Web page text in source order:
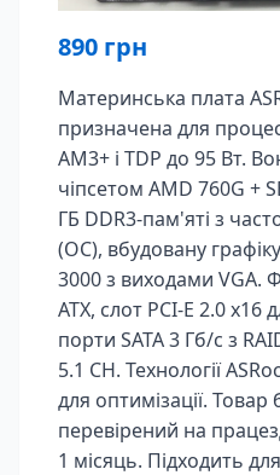
890 грн
Материнська плата
призначена для
AM3+ і TDP до 95 Вт.
чіпсетом AMD 760G +
ГБ DDR3-пам'яті з
(OC), вбудовану
3000 з виходами
ATX, слот PCI-E 2.0 x16
порти SATA 3 Гб/с з
5.1 CH. Технології
для оптимізації.
перевірений на
1 місяць. Підходить